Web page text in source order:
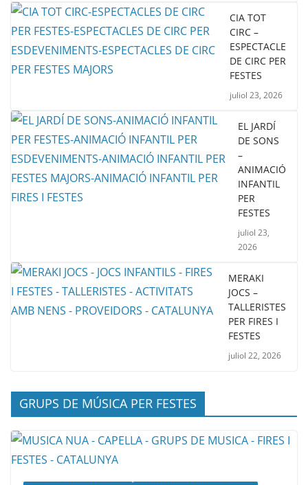
CIA TOT
CIRC –
ESPECTACLE
DE CIRC PER
FESTES
juliol 23, 2026
EL JARDÍ
DE SONS
–
ANIMACIÓ
INFANTIL
PER
FESTES
juliol 23,
2026
MERAKI
JOCS –
TALLERISTES
PER FIRES I
FESTES
juliol 22, 2026
GRUPS DE MÚSICA PER FESTES